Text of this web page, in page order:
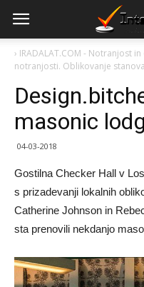
› IRADALAT.COM - Notranjost
notranjosti. Oblikovanje
masonic
04-03-2018
Gostilna Checker Hall v
s prizadevanji lokalnih
Catherine Johnson in
sta prenovili nekdanjo